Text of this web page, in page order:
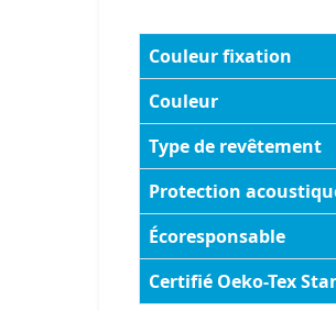
Couleur fixation
Couleur
Type de revêtement
Protection
Écoresponsable
Certifié Oeko-Tex